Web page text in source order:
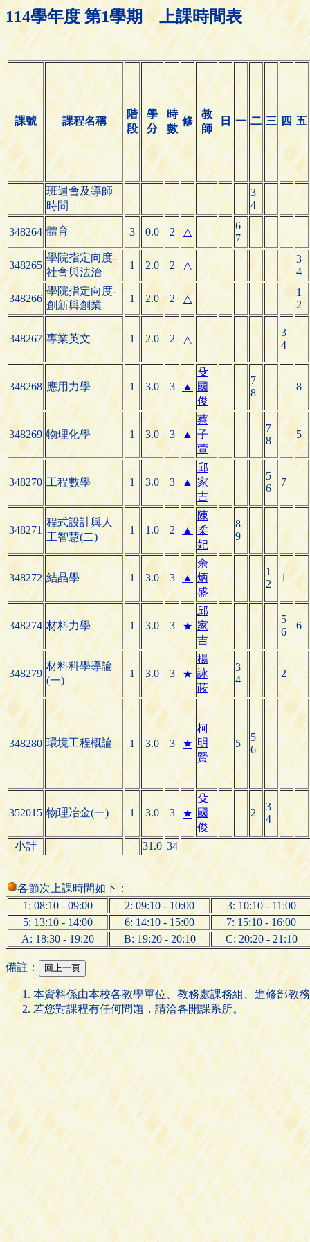
114學年度 第1學期 上課時間表
課號 課程名稱
階
段
學
分
時
數
修
教
師
日 一 二 三 四 五
班週會及導師
時間
3
4
348264 體育 3 0.0 2 △
6
7
348265
學院指定向度-
社會與法治
1 2.0 2 △
3
4
348266
學院指定向度-
創新與創業
1 2.0 2 △
1
2
348267 專業英文 1 2.0 2 △
3
4
348268 應用力學 1 3.0 3 ▲
殳
國
俊
7
8
8
348269 物理化學 1 3.0 3 ▲
蔡
子
萱
7
8
5
348270 工程數學 1 3.0 3 ▲
邱
家
吉
5
6
7
348271
程式設計與人
工智慧(二)
1 1.0 2 ▲
陳
柔
妃
8
9
348272 結晶學 1 3.0 3 ▲
余
炳
盛
1
2
1
348274 材料力學 1 3.0 3 ★
邱
家
吉
5
6
6
348279
材料科學導論
(一)
1 3.0 3 ★
楊
詠
荍
3
4
2
348280 環境工程概論 1 3.0 3 ★
柯
明
賢
5
5
6
352015 物理冶金(一) 1 3.0 3 ★
殳
國
俊
2
3
4
小計 31.0 34
各節次上課時間如下：
1: 08:10 - 09:00
2: 09:10 - 10:00
3: 10:10 - 11:00
5: 13:10 - 14:00
6: 14:10 - 15:00
7: 15:10 - 16:00
A: 18:30 - 19:20
B: 19:20 - 20:10 C: 20:20 - 21:10
備註：
本資料係由本校各教學單位、教務處課務組、進修部教
若您對課程有任何問題，請洽各開課系所。